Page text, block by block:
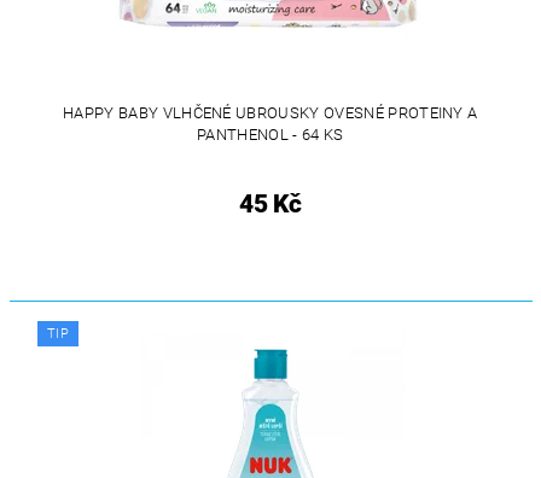
HAPPY BABY VLHČENÉ UBROUSKY OVESNÉ PROTEINY A
PANTHENOL - 64 KS
45 Kč
TIP